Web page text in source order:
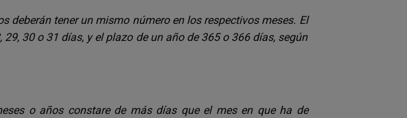
deberán tener un mismo número en los respectivos meses. El
30 o 31 días, y el plazo de un año de 365 o 366 días, según
o años constare de más días que el mes en que ha de